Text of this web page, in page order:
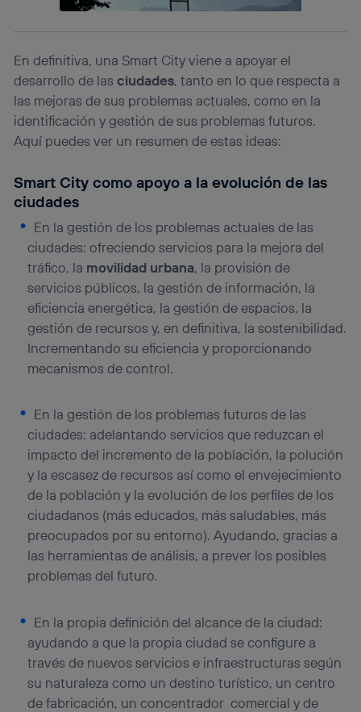
En definitiva, una Smart City viene a apoyar el
desarrollo de lasciudades, tanto en lo que respecta a
las mejoras de sus problemas actuales, como en la
identificación y gestión de sus problemas futuros.
Aquí puedes ver un resumen de estas ideas:
Smart City como apoyo a la evolución de las
ciudades
En la gestión de los problemas actuales de las
ciudades: ofreciendo servicios para la mejora del
tráfico, la movilidad urbana, la provisión de
servicios públicos, la gestión de información, la
eficiencia energética, la gestión de espacios, la
gestión de recursos y, en definitiva, la sostenibilidad.
Incrementando su eficiencia y proporcionando
mecanismos de control.
En la gestión de los problemas futuros de las
ciudades: adelantando servicios que reduzcan el
impacto del incremento de la población, la polución
y la escasez de recursos así como el envejecimiento
de la población y la evolución de los perfiles de los
ciudadanos (más educados, más saludables, más
preocupados por su entorno). Ayudando, gracias a
las herramientas de análisis, a prever los posibles
problemas del futuro.
En la propia definición del alcance de la ciudad:
ayudando a que la propia ciudad se configure a
través de nuevos servicios e infraestructuras según
su naturaleza como un destino turístico, un centro
de fabricación, un concentrador comercial y de
Puedes gestionar los consentimientos Utiq seleccionando
(“consenthub”). Para más información, consulta
política de privacidad de Utiq